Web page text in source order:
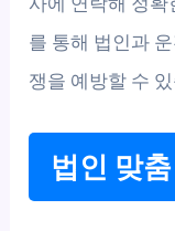
를 통해 법인과
쟁을 예방할 수
법인 맞